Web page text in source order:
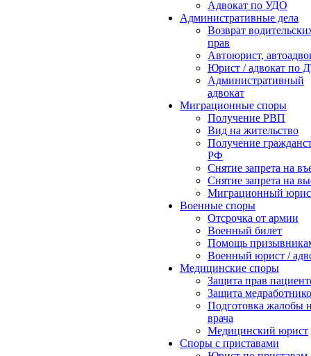
Адвокат по УДО
Административные дела
Возврат
прав
Автоюрист,
Юрист / адвокат по
Административный
адвокат
Миграционные споры
Получение РВП
Вид на жительство
Получение
РФ
Снятие запрета на
Снятие запрета на
Миграционный
Военные споры
Отсрочка от армии
Военный билет
Помощь
Военный юрист /
Медицинские споры
Защита прав
Защита
Подготовка жалобы
врача
Медицинский юрист
Споры с приставами